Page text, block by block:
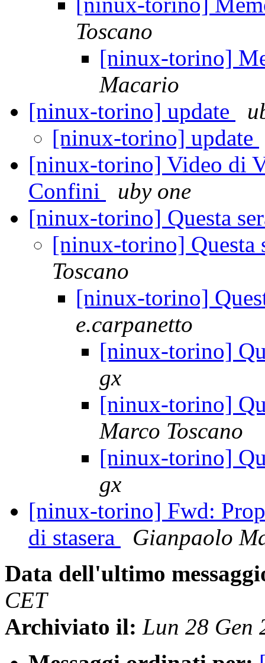
Toscano
[ninux-torino]
Macario
[ninux-torino] update
[ninux-torino] update
[ninux-torino] Video di
Confini
uby one
[ninux-torino] Questa
[ninux-torino] Questa
Toscano
[ninux-torino]
e.carpanetto
[ninux-torino]
gx
[ninux-torino]
Marco Toscano
[ninux-torino]
gx
[ninux-torino] Fwd:
di stasera
Gianpaolo
Data dell'ultimo
CET
Archiviato il: Lun 28 Gen